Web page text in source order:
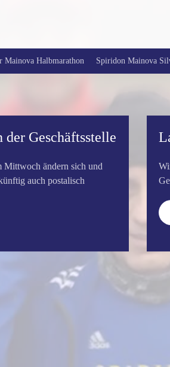
Mainova Halbmarathon Spiridon Mainova
der Geschäftsstelle
Mittwoch ändern sich und
auch postalisch